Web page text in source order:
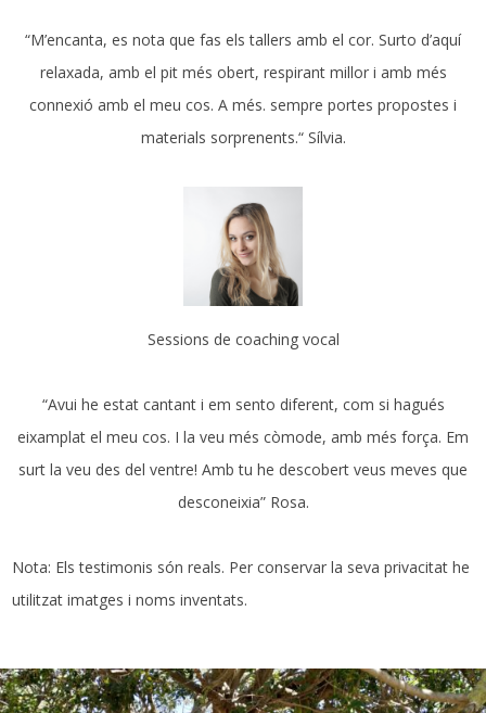
“M’encanta, es nota que fas els tallers amb el cor. Surto d’aquí
relaxada, amb el pit més obert, respirant millor i amb més
connexió amb el meu cos. A més. sempre portes propostes i
materials sorprenents.“ Sílvia.
Sessions de coaching vocal
“Avui he estat cantant i em sento diferent, com si hagués
eixamplat el meu cos. I la veu més còmode, amb més força. Em
surt la veu des del ventre! Amb tu he descobert veus meves que
desconeixia” Rosa.
Nota: Els testimonis són reals. Per conservar la seva privacitat he
utilitzat imatges i noms inventats.